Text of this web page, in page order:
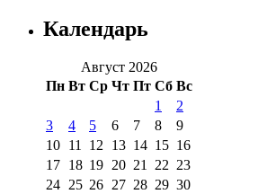
Календарь
Август 2026
Пн Вт Ср Чт Пт Сб Вс
1
2
3
4 5 6 7 8
9
10 11 12 13 14 15 16
17 18 19 20 21 22 23
24 25 26 27 28 29 30